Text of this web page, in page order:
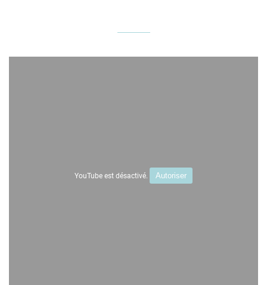
YouTube est désactivé. Autoriser